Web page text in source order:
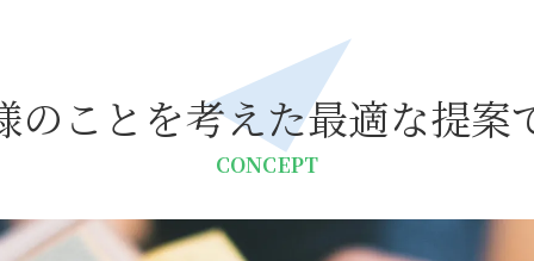
のことを考えた最適な提案
CONCEPT